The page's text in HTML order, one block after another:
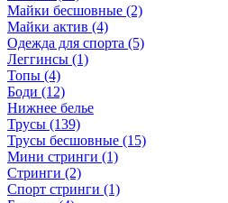
Майки бесшовные (2)
Майки актив (4)
Одежда для спорта (5)
Леггинсы (1)
Топы (4)
Боди (12)
Нижнее белье
Трусы (139)
Трусы бесшовные (15)
Мини стринги (1)
Стринги (2)
Спорт стринги (1)